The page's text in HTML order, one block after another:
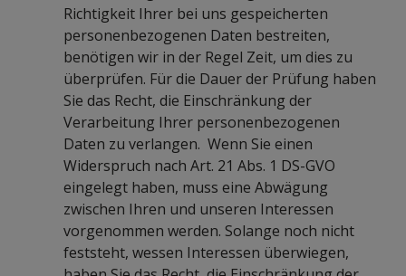
Richtigkeit Ihrer bei uns gespeicherten
personenbezogenen Daten bestreiten,
benötigen wir in der Regel Zeit, um dies zu
überprüfen. Für die Dauer der Prüfung haben
Sie das Recht, die Einschränkung der
Verarbeitung Ihrer personenbezogenen
Daten zu verlangen. Wenn Sie einen
Widerspruch nach Art. 21 Abs. 1 DS-GVO
eingelegt haben, muss eine Abwägung
zwischen Ihren und unseren Interessen
vorgenommen werden. Solange noch nicht
feststeht, wessen Interessen überwiegen,